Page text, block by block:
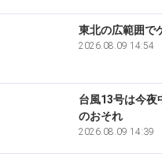
東北の広範囲で
2026.08.09 14:54
台風13号は今
のおそれ
2026.08.09 14:39